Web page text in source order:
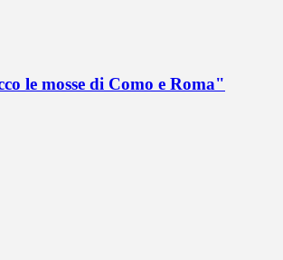
le mosse di Como e Roma"